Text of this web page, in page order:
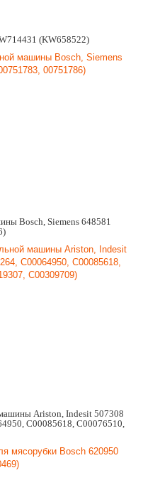
(KW658522)
Bosch, Siemens 648581
Ariston, Indesit 507308
C00085618, C00076510,